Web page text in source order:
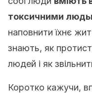
токсичними
наповнити їхнє
знають, як
людей і як
Коротко кажучи,